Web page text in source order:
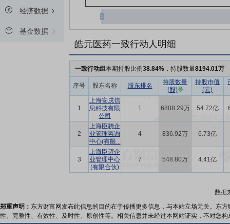
经济数据
基金数据
皓元医药一致行动人明细
一致行动组本期持股比例38.84% ，持股数量8194.01万
序号 股东名称 股东排名
持股数量
(股)
持股市值
(元)
1
上海安戌信
息科技有限
公司
1 6808.29万 54.72亿
2
上海臣骁企
业管理咨询
中心(有限...
4 836.92万 6.73亿
3
上海臣迈企
业管理中心
(有限合伙)
7 548.80万 4.41亿
数据
郑重声明： 东方财富网发布此信息的目的在于传播更多信息，与本站立场无关。东
性、完整性、有效性、及时性、原创性等。相关信息并未经过本网站证实，不对您